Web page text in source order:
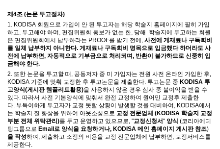
제4조 (논문 투고절차)
1. KODISA 회원으로 가입이 안 된 투고자는 해당 학술지 홈페이지에 필히 가입
하고, 투고해야 하며 , 편집위원회 통보가 없는 한, 당해
학술지에 투고하는 회원
은 편집위원회에서 납부하라는 PROOF를 받기 전에 , 사전에 게재료나 구독회비
를 일체 납부하지 아니한다. 게재료나 구독회비 명목으로 입금했다 하더라도 사
전에 납부하면, 자동적으로 기부금으로 처리되며, 반환이 불가하므로 신중히 입
금해야 한다.
2. 또한 논문을 투고할 때 , 공동저자 중 미 가입자는 전원 사전 온라인 가입한 후,
KODISA 기준에 맞춰 교정한 후 투고논문을 제출한다. 투고논문 중 KODISA 투
고양식(게시판 템플리트활용)을 사용하지 않은 경우 심사 중 불이익을 받을 수
있다. 따라서 사전 기본양식에 맞춰서 완전 교정하여 원어민 교정후 제출한
다. 부득이하게 투고자가 교정 못할 상황이 발생할 것을 대비하여 , KODISA에서
는 학술지 질 향상을 위하여 아웃소싱으로 교정 전문업체 (KODISA 학술지 교정
부분 전체 위탁관리 )를 두고 운영하고 있으므로, "교정신청서" 양식 (코리아에디
팅그룹으로 Email 로 양식을 요청하거나, KODISA 메인 홈페이지 게시판 참조)
을 작성하여 , 제출하고 소정의 비용을 교정 전문업체에 납부하면 , 교정서비스를
제공한다.